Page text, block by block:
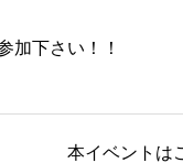
加下さい！！
本イベントは